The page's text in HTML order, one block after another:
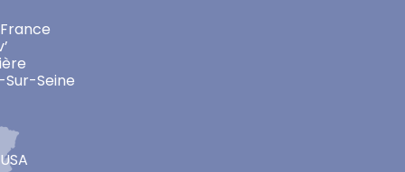
France
Seine